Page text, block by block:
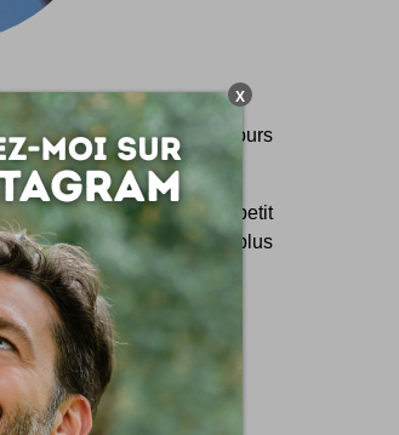
de sens. Il en faut toujours
problèmes.
oui. Celui qui a le plus petit
Mais celui qui a le plus
petite...
X